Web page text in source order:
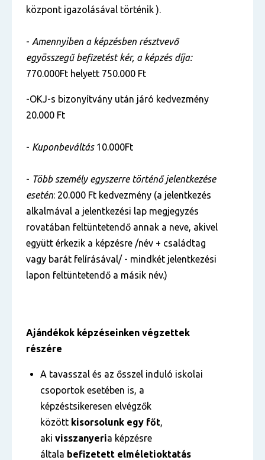
központ igazolásával történik ).
- Amennyiben a képzésben résztvevő
egyösszegű befizetést kér, a képzés díja:
770.000Ft helyett 750.000 Ft
-OKJ-s bizonyítvány után járó kedvezmény
20.000 Ft
- Kuponbeváltás10.000Ft
- Több személy egyszerre történő jelentkezése
esetén: 20.000 Ft kedvezmény (a jelentkezés
alkalmával a jelentkezési lap megjegyzés
rovatában feltüntetendő annak a neve, akivel
együtt érkezik a képzésre /név + családtag
vagy barát felírásával/ - mindkét jelentkezési
lapon feltüntetendő a másik név.)
Ajándékok képzéseinken végzettek
részére
A tavasszal és az ősszel induló iskolai
csoportok esetében is, a
képzéstsikeresen elvégzők
között kisorsolunk egy főt,
aki visszanyeria képzésre
általa befizetett elméletioktatás